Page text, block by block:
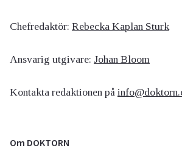
Chefredaktör: Rebecka Kaplan Sturk
Ansvarig utgivare: Johan Bloom
Kontakta redaktionen på
Om DOKTORN